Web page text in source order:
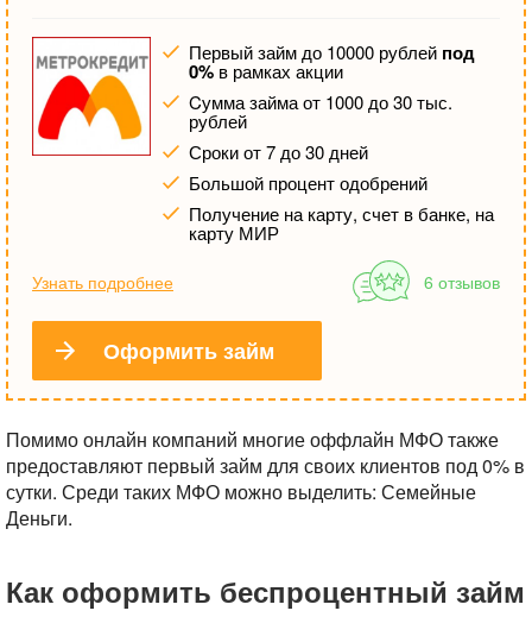
Первый займ до 10000 рублей под
0%в рамках акции
Cумма займа от 1000 до 30 тыс.
рублей
Сроки от 7 до 30 дней
Большой процент одобрений
Получение на карту, счет в банке, на
карту МИР
Узнать подробнее 6 отзывов
Оформить займ
Помимо онлайн компаний многие оффлайн МФО также
предоставляют первый займ для своих клиентов под 0% в
сутки. Среди таких МФО можно выделить: Семейные
Деньги.
Как оформить беспроцентный займ